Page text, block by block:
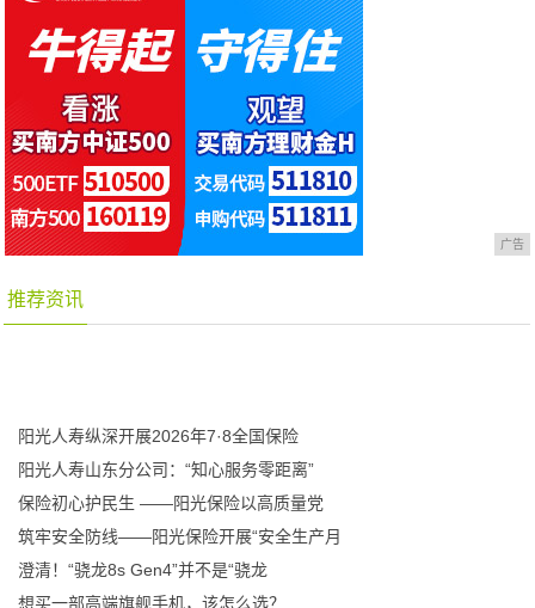
广告
推荐资讯
阳光人寿纵深开展2026年7·8全国保险
阳光人寿山东分公司：“知心服务零距离”
保险初心护民生 ——阳光保险以高质量党
筑牢安全防线——阳光保险开展“安全生产月
澄清！“骁龙8s Gen4”并不是“骁龙
想买一部高端旗舰手机，该怎么选？